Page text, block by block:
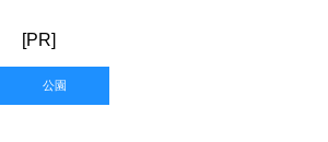
[PR]
公園